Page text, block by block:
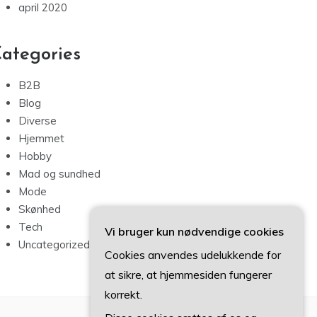
april 2020
B2B
Blog
Diverse
Hjemmet
Hobby
Mad og sundhed
Mode
Skønhed
Tech
Uncategorized
Vi bruger kun nødvendige cookies
Cookies anvendes udelukkende for
at sikre, at hjemmesiden fungerer
korrekt.